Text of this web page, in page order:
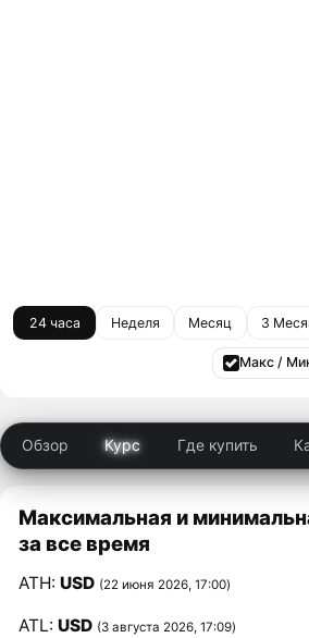
24 часа Неделя Месяц 3
Макс /
Обзор Курс Где купить
Максимальная и
за все время
ATH:USD (22 июня 2026, 17:00)
ATL:USD (3 августа 2026, 17:09)